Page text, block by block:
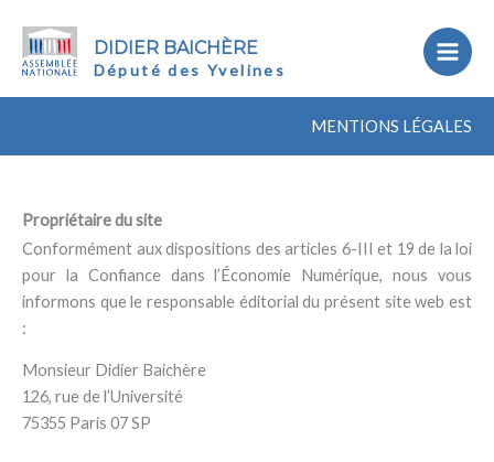
DIDIER BAICHÈRE
Député des Yvelines
MENTIONS LÉGALES
Propriétaire du site
Conformément aux dispositions des articles 6-III et 19 de la loi
pour la Confiance dans l’Économie Numérique, nous vous
informons que le responsable éditorial du présent site web est
:
Monsieur Didier Baichère
126, rue de l’Université
75355 Paris 07 SP